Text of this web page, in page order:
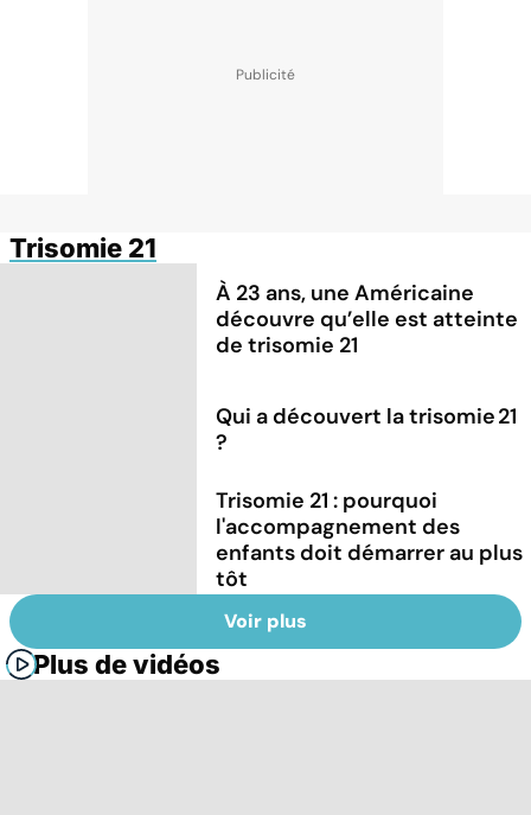
Trisomie 21
À 23 ans, une Américaine
découvre qu’elle est atteinte
de trisomie 21
Qui a découvert la trisomie 21
?
Trisomie 21 : pourquoi
l'accompagnement des
enfants doit démarrer au plus
tôt
Voir plus
Plus de vidéos